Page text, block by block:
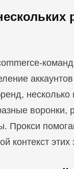
несколько
воронки,
Прокси
контекст этих